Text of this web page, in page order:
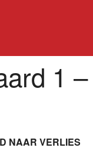
1
NAAR VERLIES